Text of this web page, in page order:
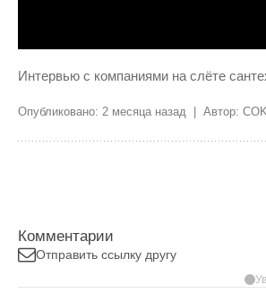
Интервью с компаниями на слёте
Опубликовано: 2 месяца назад | Автор:
Комментарии
Отправить ссылку другу